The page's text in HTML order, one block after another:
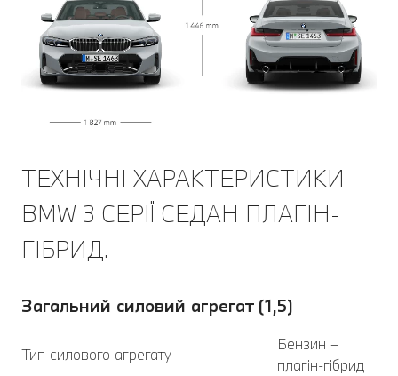
ТЕХНІЧНІ ХАРАКТЕРИСТИКИ
BMW 3 СЕРІЇ СЕДАН ПЛАГІН-
ГІБРИД.
Загальний силовий агрегат (1,5)
Тип силового агрегату
Бензин –
плагін-гібрид